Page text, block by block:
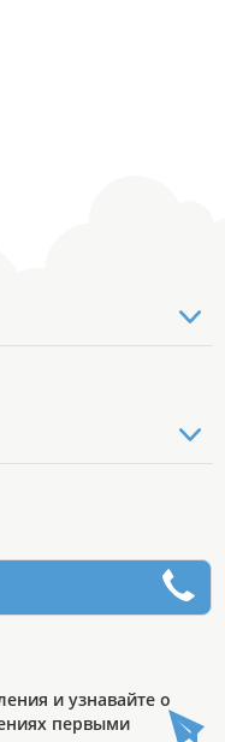
и узнавайте о
первыми